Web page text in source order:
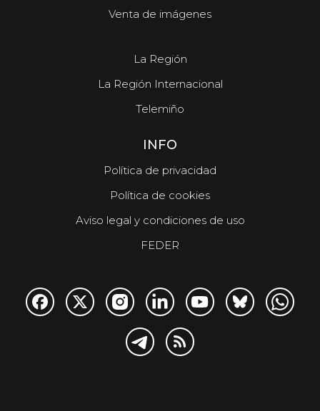
Venta de imágenes
La Región
La Región Internacional
Telemiño
INFO
Política de privacidad
Política de cookies
Aviso legal y condiciones de uso
FEDER